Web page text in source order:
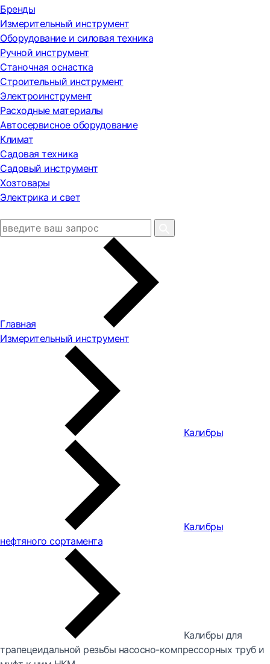
Бренды
Измерительный инструмент
Оборудование и силовая техника
Ручной инструмент
Станочная оснастка
Строительный инструмент
Электроинструмент
Расходные материалы
Автосервисное оборудование
Климат
Садовая техника
Садовый инструмент
Хозтовары
Электрика и свет
Главная
Измерительный инструмент
Калибры
Калибры
нефтяного сортамента
Калибры для
трапецеидальной резьбы насосно-компрессорных труб и